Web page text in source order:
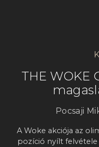
THE WOKE
Pocsaji
A Woke akciója az
pozíció nyílt felvétele